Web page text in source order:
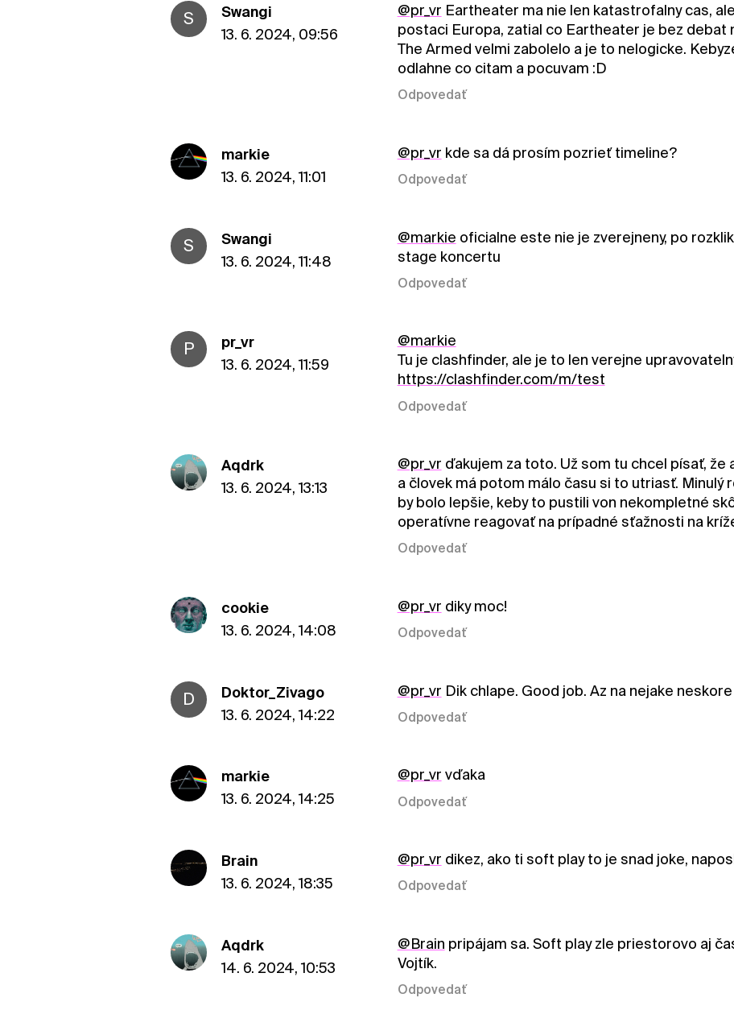
S
Swangi
13. 6. 2024, 09:56
@pr_vr Eartheater ma nie len katastrofalny cas,
postaci Europa, zatial co Eartheater je bez debat
The Armed velmi zabolelo a je to nelogicke.
odlahne co citam a pocuvam :D
Odpovedať
markie
13. 6. 2024, 11:01
@pr_vr kde sa dá prosím pozrieť timeline?
Odpovedať
S
Swangi
13. 6. 2024, 11:48
@markie oficialne este nie je zverejneny, po
stage koncertu
Odpovedať
P
pr_vr
13. 6. 2024, 11:59
@markie
Tu je clashfinder, ale je to len verejne
https://clashfinder.com/m/test
Odpovedať
Aqdrk
13. 6. 2024, 13:13
@pr_vr ďakujem za toto. Už som tu chcel písať,
a človek má potom málo času si to utriasť.
by bolo lepšie, keby to pustili von nekompletné
operatívne reagovať na prípadné sťažnosti na
Odpovedať
cookie
13. 6. 2024, 14:08
@pr_vr diky moc!
Odpovedať
D
Doktor_Zivago
13. 6. 2024, 14:22
@pr_vr Dik chlape. Good job. Az na nejake
Odpovedať
markie
13. 6. 2024, 14:25
@pr_vr vďaka
Odpovedať
Brain
13. 6. 2024, 18:35
@pr_vr dikez, ako ti soft play to je snad joke,
Odpovedať
Aqdrk
14. 6. 2024, 10:53
@Brain pripájam sa. Soft play zle priestorovo aj
Vojtík.
Odpovedať